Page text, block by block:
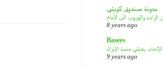
مدونة صندوق كويتي
8 years ago
Basees
الإلحاد، يعتلي منصة الإدراك
9 years ago